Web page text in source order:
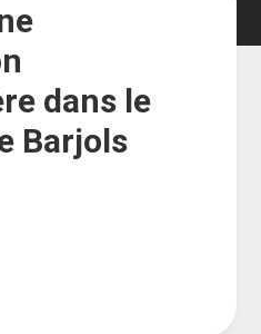
dans le
Barjols